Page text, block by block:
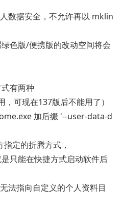
数据安全，不允许再以 mklin
绿色版/便携版的改动空间将会
有两种
可现在137版后不能用了）
加后缀 '--user-data-d
定的折腾方式，
只能在快捷方式启动软件后
法指向自定义的个人资料目